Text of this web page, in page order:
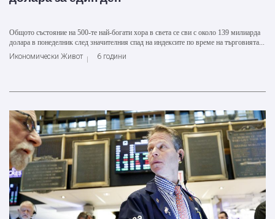
Общото състояние на 500-те най-богати хора в света се сви с около 139 милиарда
долара в понеделник след значителния спад на индексите по време на търговията...
Икономически Живот
6 години